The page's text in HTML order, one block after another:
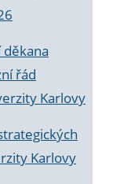
řád
Karlovy
Karlovy